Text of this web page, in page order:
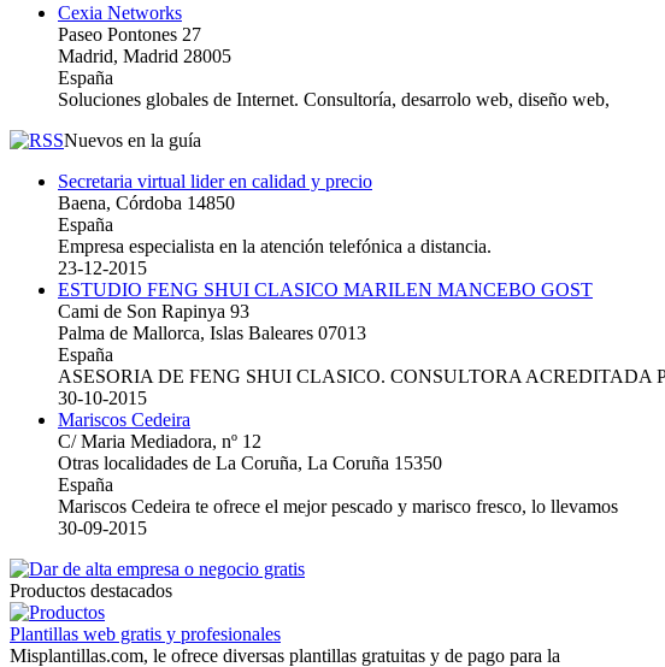
Cexia Networks
Paseo Pontones 27
Madrid, Madrid 28005
España
Soluciones globales de Internet. Consultoría, desarrolo web, diseño web,
Nuevos en la guía
Secretaria virtual lider en calidad y precio
Baena, Córdoba 14850
España
Empresa especialista en la atención telefónica a distancia.
23-12-2015
ESTUDIO FENG SHUI CLASICO MARILEN MANCEBO GOST
Cami de Son Rapinya 93
Palma de Mallorca, Islas Baleares 07013
España
ASESORIA DE FENG SHUI CLASICO. CONSULTORA ACREDITADA
30-10-2015
Mariscos Cedeira
C/ Maria Mediadora, nº 12
Otras localidades de La Coruña, La Coruña 15350
España
Mariscos Cedeira te ofrece el mejor pescado y marisco fresco, lo llevamos
30-09-2015
Productos destacados
Plantillas web gratis y profesionales
Misplantillas.com, le ofrece diversas plantillas gratuitas y de pago para la